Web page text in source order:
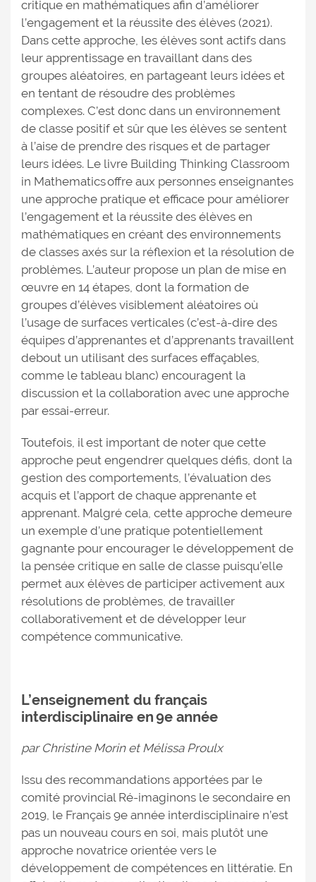
critique en mathématiques afin d’améliorer
l’engagement et la réussite des élèves (2021).
Dans cette approche, les élèves sont actifs dans
leur apprentissage en travaillant dans des
groupes aléatoires, en partageant leurs idées et
en tentant de résoudre des problèmes
complexes. C’est donc dans un environnement
de classe positif et sûr que les élèves se sentent
à l’aise de prendre des risques et de partager
leurs idées. Le livre Building Thinking Classroom
in Mathematics offre aux personnes enseignantes
une approche pratique et efficace pour améliorer
l’engagement et la réussite des élèves en
mathématiques en créant des environnements
de classes axés sur la réflexion et la résolution de
problèmes. L’auteur propose un plan de mise en
œuvre en 14 étapes, dont la formation de
groupes d’élèves visiblement aléatoires où
l’usage de surfaces verticales (c’est-à-dire des
équipes d’apprenantes et d’apprenants travaillent
debout un utilisant des surfaces effaçables,
comme le tableau blanc) encouragent la
discussion et la collaboration avec une approche
par essai-erreur.
Toutefois, il est important de noter que cette
approche peut engendrer quelques défis, dont la
gestion des comportements, l’évaluation des
acquis et l’apport de chaque apprenante et
apprenant. Malgré cela, cette approche demeure
un exemple d’une pratique potentiellement
gagnante pour encourager le développement de
la pensée critique en salle de classe puisqu’elle
permet aux élèves de participer activement aux
résolutions de problèmes, de travailler
collaborativement et de développer leur
compétence communicative.
L’enseignement du français
interdisciplinaire en 9e année
par Christine Morin et Mélissa Proulx
Issu des recommandations apportées par le
comité provincial Ré-imaginons le secondaire en
2019, le Français 9e année interdisciplinaire n’est
pas un nouveau cours en soi, mais plutôt une
approche novatrice orientée vers le
développement de compétences en littératie. En